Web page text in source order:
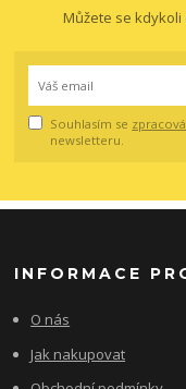
Můžete se
Souhlasím se
newsletteru.
INFORMACE
O nás
Jak nakupovat